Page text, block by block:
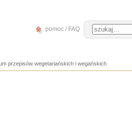
pomoc / FAQ
przepisów wegetariańskich i wegańskich